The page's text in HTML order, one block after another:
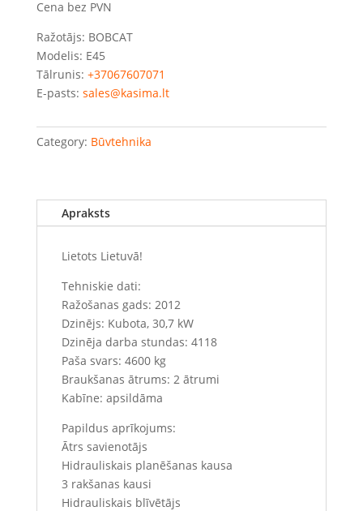
Cena bez PVN
Ražotājs: BOBCAT
Modelis: E45
Tālrunis: +37067607071
E-pasts: sales@kasima.lt
Category: Būvtehnika
Apraksts
Lietots Lietuvā!
Tehniskie dati:
Ražošanas gads: 2012
Dzinējs: Kubota, 30,7 kW
Dzinēja darba stundas: 4118
Paša svars: 4600 kg
Braukšanas ātrums: 2 ātrumi
Kabīne: apsildāma
Papildus aprīkojums:
Ātrs savienotājs
Hidrauliskais planēšanas kausa
3 rakšanas kausi
Hidrauliskais blīvētājs